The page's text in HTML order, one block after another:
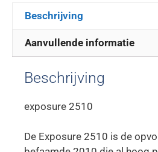
Beschrijving
Aanvullende informatie
Beschrijving
exposure 2510
De Exposure 2510 is de